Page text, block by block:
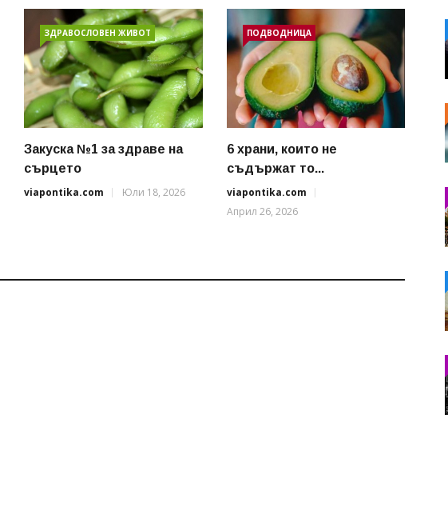
ЗДРАВОСЛОВЕН ЖИВОТ
Закуска №1 за здраве на
сърцето
viapontika.com
Юли 18, 2026
ПОДВОДНИЦА
6 храни, които не
съдържат то...
viapontika.com
Април 26, 2026